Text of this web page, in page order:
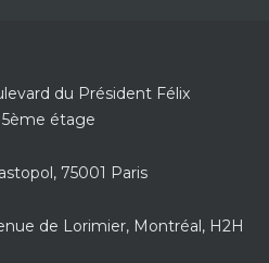
du Président Félix
étage
75001 Paris
de Lorimier, Montréal, H2H